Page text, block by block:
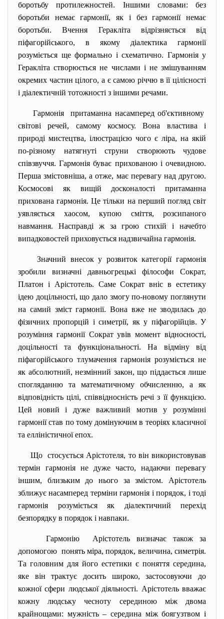
боротьбу протилежностей. Іншими словами: без
боротьби немає гармонії, як і без гармонії немає
боротьби. Вчення Геракліта відрізняється від
піфагорійського, в якому діалектика гармонії
розуміється ще формально і схематично. Гармонія у
Геракліта створюється не числами і не змішуванням
окремих частин цілого, а є самою річчю в її цілісності
і діалектичній тотожності з іншими речами.
Гармонія притаманна насамперед об'єктивному
світові речей, самому космосу. Вона властива і
природі мистецтва, ілюстрацією чого є ліра, на якій
по-різному натягнуті струни створюють чудове
співзвуччя. Гармонія буває прихованою і очевидною.
Перша змістовніша, а отже, має перевагу над другою.
Космосові як вищій досконалості притаманна
прихована гармонія. Це тільки на перший погляд світ
уявляється хаосом, купою сміття, розсипаного
навмання. Насправді ж за грою стихій і начебто
випадковостей приховується надзвичайна гармонія.
Значний внесок у розвиток категорії гармонія
зробили визначні давньогрецькі філософи Сократ,
Платон і Арістотель. Саме Сократ вніс в естетику
ідею доцільності, що дало змогу по-новому поглянути
на самий зміст гармонії. Вона вже не зводилась до
фізичних пропорцій і симетрії, як у піфагорійців. У
розуміння гармонії Сократ увів момент відносності,
доцільності та функціональності. На відміну від
піфагорійського тлумачення гармонія розуміється не
як абсолютний, незмінний закон, що піддається лише
спогляданню та математичному обчисленню, а як
відповідність цілі, співвідносність речі з її функцією.
Цей новий і дуже важливий мотив у розумінні
гармонії став по тому домінуючим в теоріях класичної
та елліністичної епох.
Що стосується Арістотеля, то він використовував
термін гармонія не дуже часто, надаючи перевагу
іншим, близьким до нього за змістом. Арістотель
зближує насамперед терміни гармонія і порядок, і тоді
гармонія розуміється як діалектичний перехід
безпорядку в порядок і навпаки.
Гармонію Арістотель визначає також за
допомогою понять міра, порядок, величина, симетрія.
Та головним для його естетики є поняття середина,
яке він трактує досить широко, застосовуючи до
кожної сфери людської діяльності. Арістотель вважає
кожну людську чесноту серединою між двома
крайнощами: мужність – середина між боягузтвом і